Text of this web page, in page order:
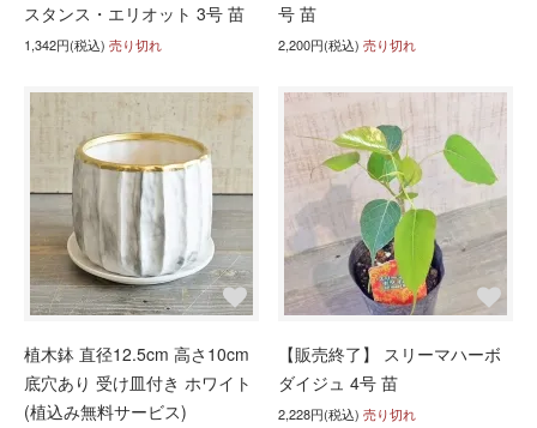
スタンス・エリオット 3号 苗
1,342円(税込) 売り切れ
号 苗
2,200円(税込) 売り切れ
植木鉢 直径12.5cm 高さ10cm
底穴あり 受け皿付き ホワイト
(植込み無料サービス)
【販売終了】 スリーマハーボ
ダイジュ 4号 苗
2,228円(税込) 売り切れ